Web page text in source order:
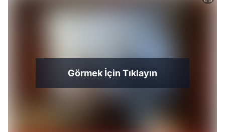
Görmek İçin Tıklayın